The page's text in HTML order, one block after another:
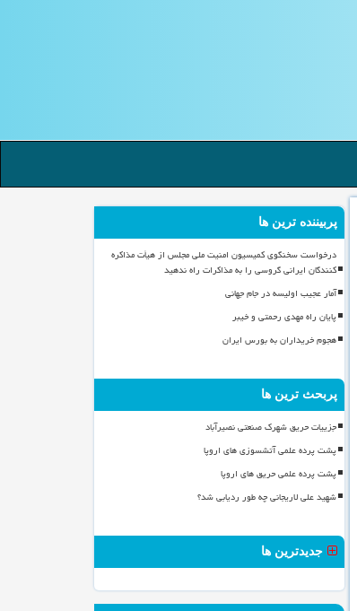
پربیننده ترین ها
درخواست سخنگوی کمیسیون امنیت ملی مجلس از هیأت مذاکره
کنندگان ایرانی گروسی را به مذاکرات راه ندهید
آمار عجیب اولیسه در جام جهانی
پایان راه مهدی رحمتی و خیبر
هجوم خریداران به بورس ایران
پربحث ترین ها
جزییات حریق شهرک صنعتی نصیرآباد
پشت پرده علمی آتشسوزی های اروپا
پشت پرده علمی حریق های اروپا
شهید علی لاریجانی چه طور ردیابی شد؟
جدیدترین ها